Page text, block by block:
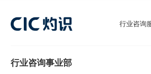
行业咨询
行业咨询事业部